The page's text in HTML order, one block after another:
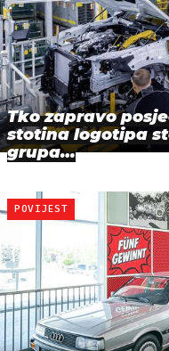
Tko zapravo
stotina logotipa
grupa…
POVIJEST